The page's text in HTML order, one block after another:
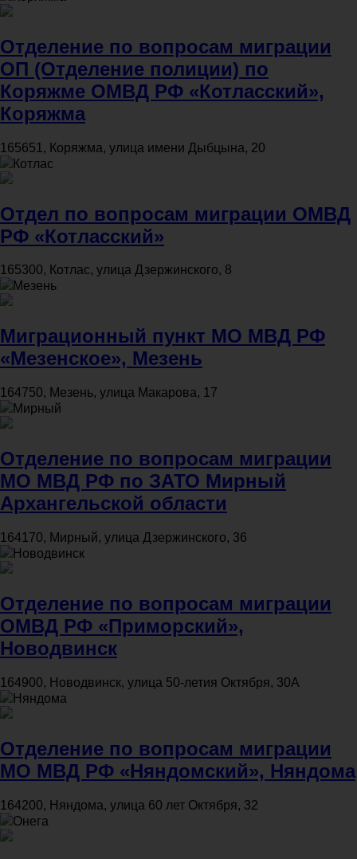
Отделение по вопросам миграции
ОП (Отделение полиции) по
Коряжме ОМВД РФ «Котласский»,
Коряжма
165651, Коряжма, улица имени Дыбцына, 20
Котлас
Отдел по вопросам миграции ОМВД
РФ «Котласский»
165300, Котлас, улица Дзержинского, 8
Мезень
Миграционный пункт МО МВД РФ
«Мезенское», Мезень
164750, Мезень, улица Макарова, 17
Мирный
Отделение по вопросам миграции
МО МВД РФ по ЗАТО Мирный
Архангельской области
164170, Мирный, улица Дзержинского, 36
Новодвинск
Отделение по вопросам миграции
ОМВД РФ «Приморский»,
Новодвинск
164900, Новодвинск, улица 50-летия Октября, 30А
Няндома
Отделение по вопросам миграции
МО МВД РФ «Няндомский», Няндома
164200, Няндома, улица 60 лет Октября, 32
Онега